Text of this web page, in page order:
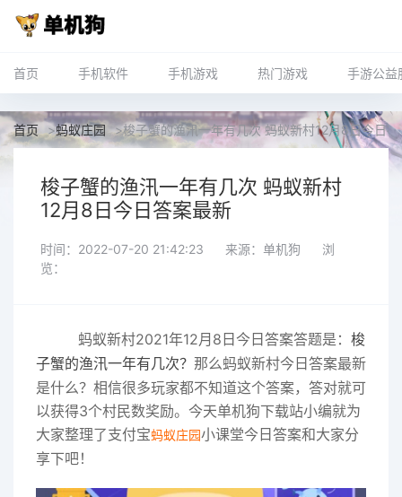
首页 手机软件 手机游戏 热门游戏 手游公益
首页 >蚂蚁庄园 >梭子蟹的渔汛一年有几次 蚂蚁新村12月8日今日
梭子蟹的渔汛一年有几次 蚂蚁新村
12月8日今日答案最新
时间：2022-07-20 21:42:23 来源：单机狗
浏
览：
蚂蚁新村2021年12月8日今日答案答题是： 梭
子蟹的渔汛一年有几次？ 那么蚂蚁新村今日答案最新
是什么？相信很多玩家都不知道这个答案，答对就可
以获得3个村民数奖励。今天单机狗下载站小编就为
大家整理了支付宝蚂蚁庄园小课堂今日答案和大家分
享下吧！